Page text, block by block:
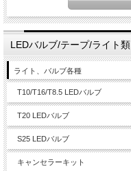
LEDバルブ/テープ/ライト類
ライト、バルブ各種
T10/T16/T8.5 LEDバルブ
T20 LEDバルブ
S25 LEDバルブ
キャンセラーキット